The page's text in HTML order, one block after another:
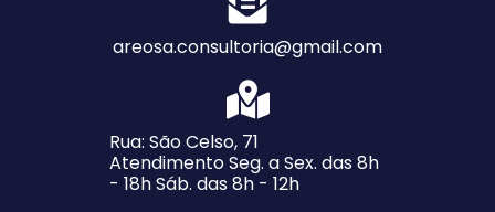
areosa.consultoria@gmail.com
Rua: São Celso, 71
Atendimento Seg. a Sex. das 8h
- 18h Sáb. das 8h - 12h